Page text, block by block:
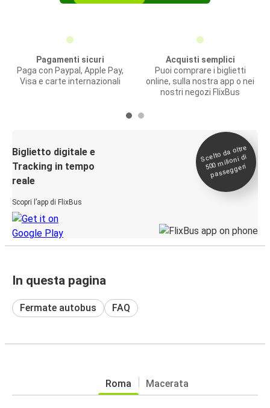
Pagamenti sicuri
Paga con Paypal, Apple Pay,
Visa e carte internazionali
Acquisti semplici
Puoi comprare i biglietti
online, sulla nostra app o nei
nostri negozi FlixBus
Biglietto digitale e
Tracking in tempo
reale
Scopri l’app di FlixBus
Scelto da oltre
500
milioni di
passeggeri
In questa pagina
Fermate autobus FAQ
Roma Macerata